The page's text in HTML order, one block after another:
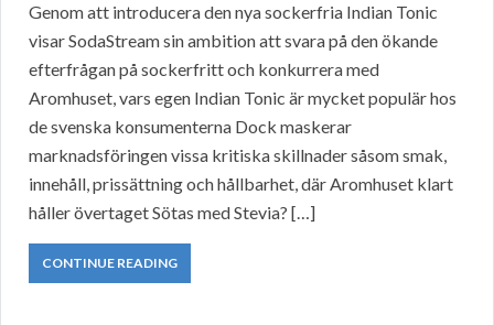
Genom att introducera den nya sockerfria Indian Tonic
visar SodaStream sin ambition att svara på den ökande
efterfrågan på sockerfritt och konkurrera med
Aromhuset, vars egen Indian Tonic är mycket populär hos
de svenska konsumenterna Dock maskerar
marknadsföringen vissa kritiska skillnader såsom smak,
innehåll, prissättning och hållbarhet, där Aromhuset klart
håller övertaget Sötas med Stevia? […]
CONTINUE READING